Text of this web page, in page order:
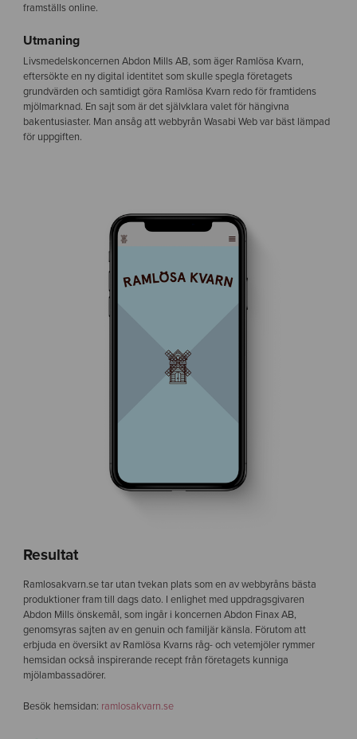
framställs online.
Utmaning
Livsmedelskoncernen Abdon Mills AB, som äger Ramlösa Kvarn,
eftersökte en ny digital identitet som skulle spegla företagets
grundvärden och samtidigt göra Ramlösa Kvarn redo för framtidens
mjölmarknad. En sajt som är det självklara valet för hängivna
bakentusiaster. Man ansåg att webbyrån Wasabi Web var bäst lämpad
för uppgiften.
Resultat
Ramlosakvarn.se tar utan tvekan plats som en av webbyråns bästa
produktioner fram till dags dato. I enlighet med uppdragsgivaren
Abdon Mills önskemål, som ingår i koncernen Abdon Finax AB,
genomsyras sajten av en genuin och familjär känsla. Förutom att
erbjuda en översikt av Ramlösa Kvarns råg- och vetemjöler rymmer
hemsidan också inspirerande recept från företagets kunniga
mjölambassadörer.
Besök hemsidan: ramlosakvarn.se